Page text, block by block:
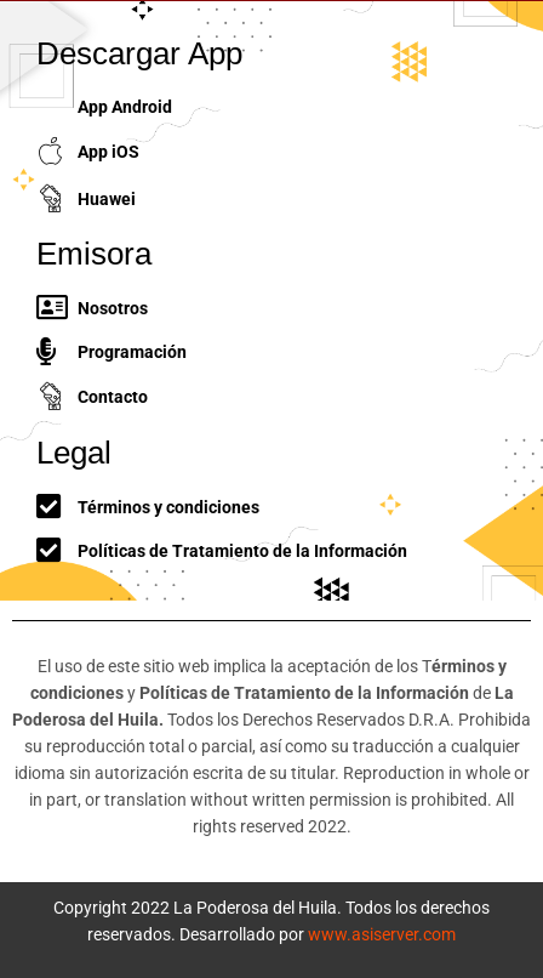
Descargar App
App Android
App iOS
Huawei
Emisora
Nosotros
Programación
Contacto
Legal
Términos y condiciones
Políticas de Tratamiento de la Información
El uso de este sitio web implica la aceptación de los Términos y
condicionesy Políticas de Tratamiento de la Información de La
Poderosa del Huila. Todos los Derechos Reservados D.R.A. Prohibida
su reproducción total o parcial, así como su traducción a cualquier
idioma sin autorización escrita de su titular. Reproduction in whole or
in part, or translation without written permission is prohibited. All
rights reserved 2022.
Copyright 2022 La Poderosa del Huila. Todos los derechos
reservados. Desarrollado porwww.asiserver.com